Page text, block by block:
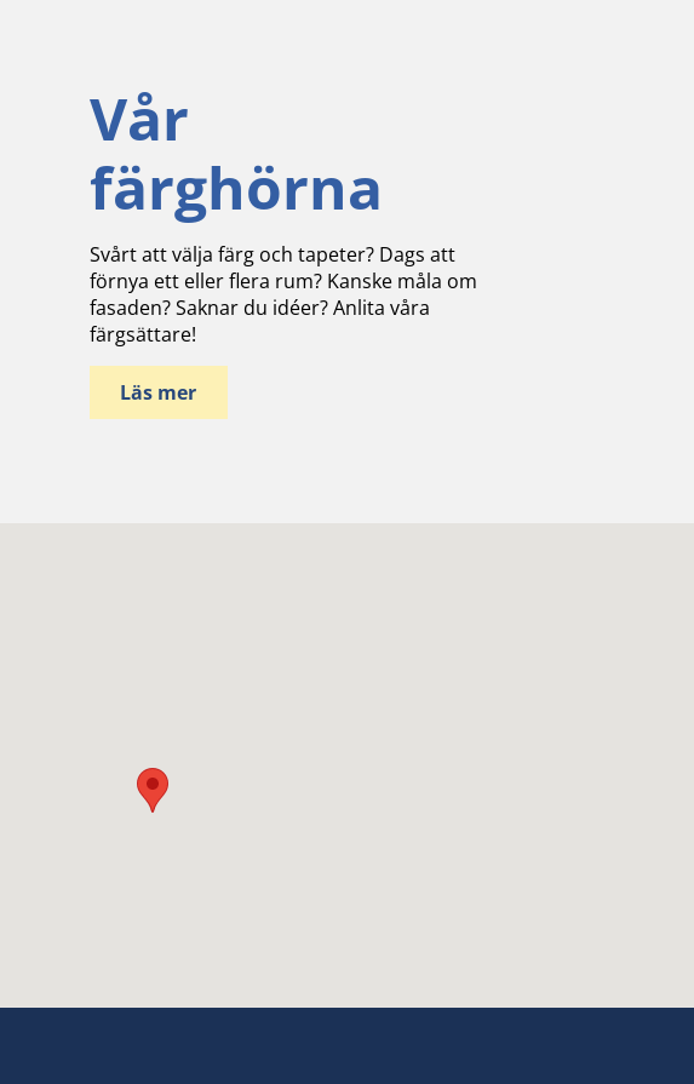
Vår
färghörna
Svårt att välja färg och tapeter? Dags att
förnya ett eller flera rum? Kanske måla om
fasaden? Saknar du idéer? Anlita våra
färgsättare!
Läs mer